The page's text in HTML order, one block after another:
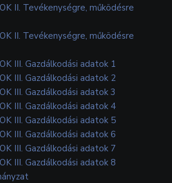
II. Tevékenységre, működésre
II. Tevékenységre, működésre
III. Gazdálkodási adatok 1
III. Gazdálkodási adatok 2
III. Gazdálkodási adatok 3
III. Gazdálkodási adatok 4
III. Gazdálkodási adatok 5
III. Gazdálkodási adatok 6
III. Gazdálkodási adatok 7
III. Gazdálkodási adatok 8